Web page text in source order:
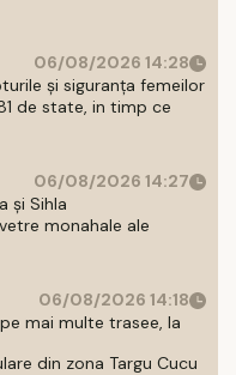
06/08/2026 14:28
și siguranța femeilor
de state, in timp ce
06/08/2026 14:27
și Sihla
monahale ale
06/08/2026 14:18
mai multe trasee, la
din zona Targu Cucu